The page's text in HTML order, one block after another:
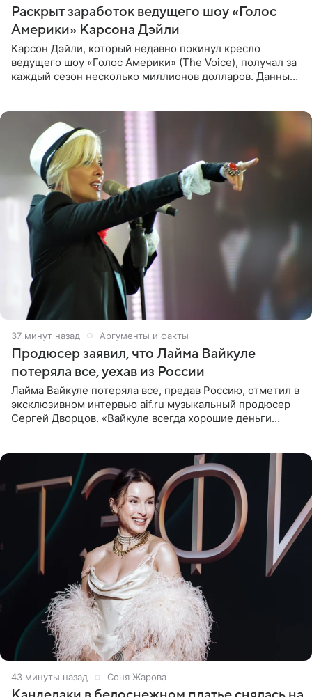
Раскрыт заработок ведущего шоу «Голос
Америки» Карсона Дэйли
Карсон Дэйли, который недавно покинул кресло
ведущего шоу «Голос Америки» (The Voice), получал за
каждый сезон несколько миллионов долларов. Данные
38 минут назад Аргументы и факты
Продюсер заявил, что Лайма Вайкуле
потеряла все, уехав из России
Лайма Вайкуле потеряла все, предав Россию, отметил в
эксклюзивном интервью aif.ru музыкальный продюсер
Сергей Дворцов. «Вайкуле всегда хорошие деньги
44 минуты назад Соня Жарова